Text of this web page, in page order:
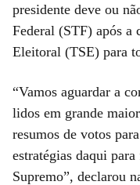
presidente deve ou
Federal (STF) após a
Eleitoral (TSE) para
“Vamos aguardar a
lidos em grande
resumos de votos
estratégias daqui
Supremo”, declarou